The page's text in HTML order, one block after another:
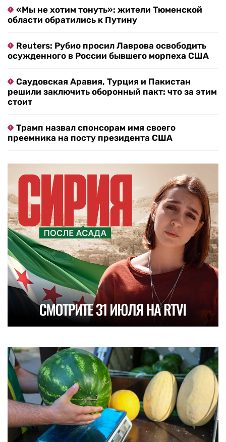
«Мы не хотим тонуть»: жители Тюменской
области обратились к Путину
Reuters: Рубио просил Лаврова освободить
осужденного в России бывшего морпеха США
Саудовская Аравия, Турция и Пакистан
решили заключить оборонный пакт: что за этим
стоит
Трамп назвал спонсорам имя своего
преемника на посту президента США